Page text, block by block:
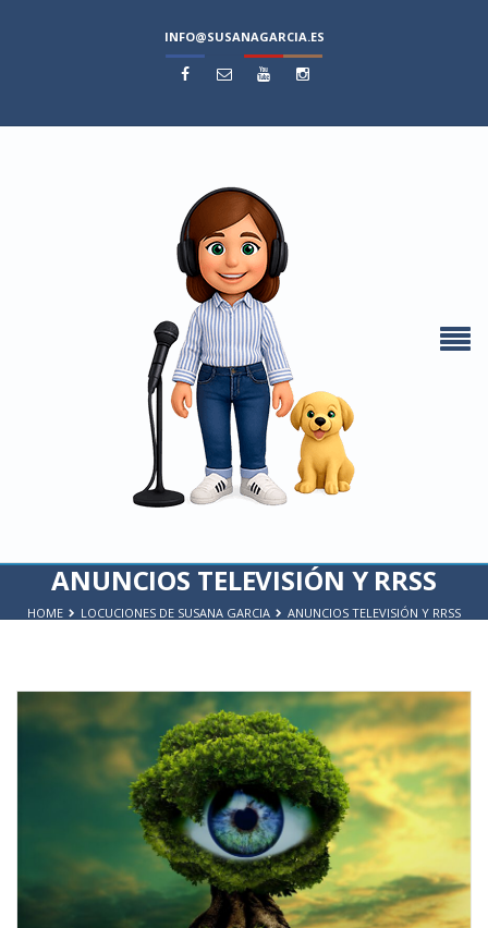
INFO@SUSANAGARCIA.ES
   
ANUNCIOS TELEVISIÓN Y RRSS
HOME LOCUCIONES DE SUSANA GARCIA ANUNCIOS TELEVISIÓN Y RRSS